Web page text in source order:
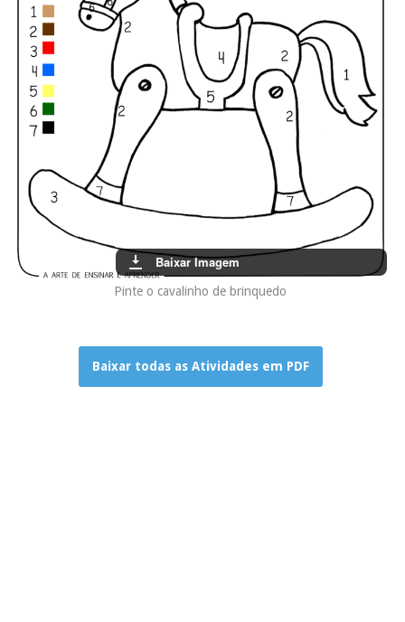
Baixar Imagem
Pinte o cavalinho de brinquedo
Baixar todas as Atividades em PDF